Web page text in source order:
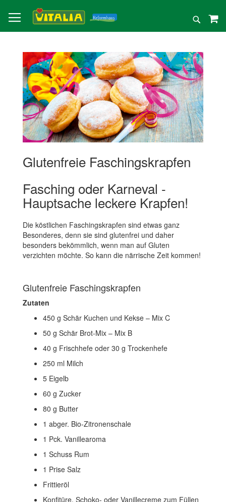
zum
Inhalt
Suche
Glutenfreie Faschingskrapfen
Fasching oder Karneval -
Hauptsache leckere Krapfen!
Die köstlichen Faschingskrapfen sind etwas ganz
Besonderes, denn sie sind glutenfrei und daher
besonders bekömmlich, wenn man auf Gluten
verzichten möchte. So kann die närrische Zeit kommen!
Glutenfreie Faschingskrapfen
Zutaten
450 g Schär Kuchen und Kekse – Mix C
50 g Schär Brot-Mix – Mix B
40 g Frischhefe oder 30 g Trockenhefe
250 ml Milch
5 Eigelb
60 g Zucker
80 g Butter
1 abger. Bio-Zitronenschale
1 Pck. Vanillearoma
1 Schuss Rum
1 Prise Salz
Frittieröl
Konfitüre, Schoko- oder Vanillecreme zum Füllen